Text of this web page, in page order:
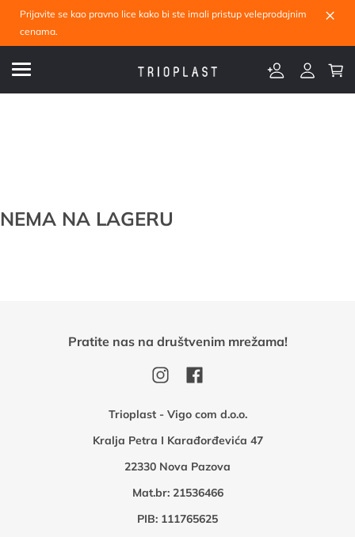
Prijavite se kao pravno lice kako bi ste imali pristup veleprodajnim
cenama.
×
NEMA NA LAGERU
Trioplast - Vigo com d.o.o.
Kralja Petra I Karađorđevića 47
22330 Nova Pazova
Mat.br: 21536466
PIB: 111765625
Pratite nas na društvenim mrežama!